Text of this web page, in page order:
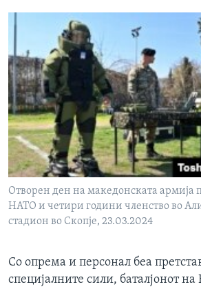
Отворен ден на македонската армија
НАТО и четири години членство во
стадион во Скопје, 23.03.2024
Со опрема и персонал беа
специјалните сили, баталјонот на